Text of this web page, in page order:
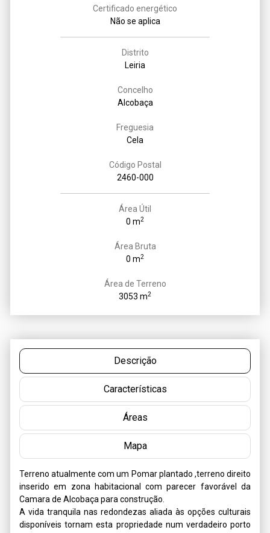
Certificado energético
Não se aplica
Distrito
Leiria
Concelho
Alcobaça
Freguesia
Cela
Código Postal
2460-000
Área Útil
0 m2
Área Bruta
0 m2
Área de Terreno
3053 m2
Descrição
Características
Áreas
Mapa
Terreno atualmente com um Pomar plantado ,terreno direito
inserido em zona habitacional com parecer favorável da
Camara de Alcobaça para construção.
A vida tranquila nas redondezas aliada às opções culturais
disponíveis tornam esta propriedade num verdadeiro porto